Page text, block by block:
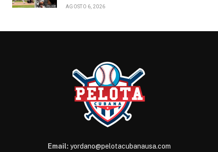
AGOSTO 6, 2026
Email: yordano@pelotacubanausa.com